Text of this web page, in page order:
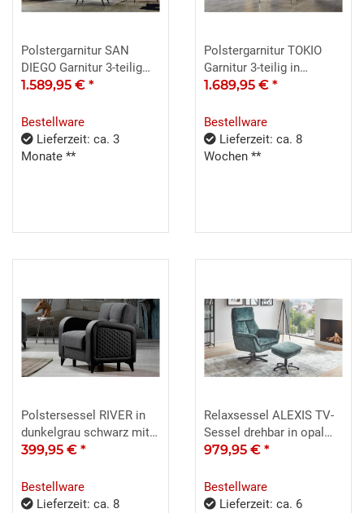
Polstergarnitur SAN
DIEGO Garnitur 3-teilig
anthrazit inkl. Kissen
1.589,95 € *
Bestellware
Lieferzeit: ca. 3
Monate **
Polstergarnitur TOKIO
Garnitur 3-teilig in
anthrazit inkl. Kissen
1.689,95 € *
Bestellware
Lieferzeit: ca. 8
Wochen **
Polstersessel RIVER in
dunkelgrau schwarz mit
Bettfunktion
399,95 € *
Bestellware
Lieferzeit: ca. 8
Relaxsessel ALEXIS TV-
Sessel drehbar in opal
grün
979,95 € *
Bestellware
Lieferzeit: ca. 6